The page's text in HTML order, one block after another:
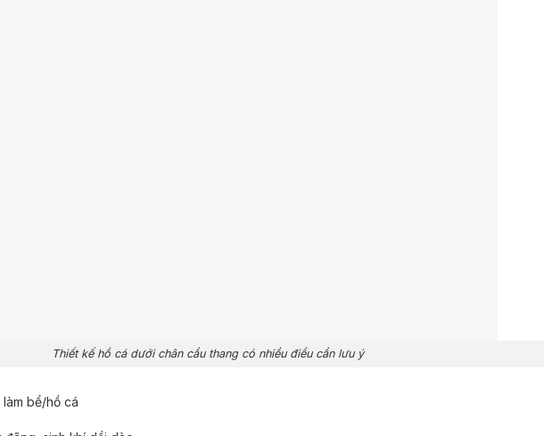
Thiết kế hồ cá dưới chân cầu thang có nhiều điều cần lưu ý
bể/hồ cá